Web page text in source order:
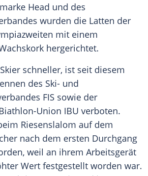
Head und des
wurden die Latten der
mit einem
hergerichtet.
schneller, ist seit diesem
des Ski- und
FIS sowie der
Union IBU verboten.
Riesenslalom auf dem
nach dem ersten Durchgang
weil an ihrem Arbeitsgerät
Wert festgestellt worden war.